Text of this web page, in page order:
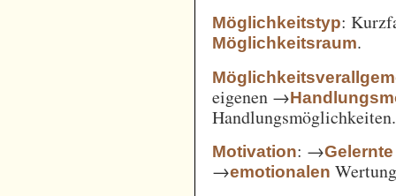
Möglichkeitstyp:
Möglichkeitsraum.
eigenen →
Handlungsmöglichkeiten.
Motivation: →Gelernte
→emotionalen